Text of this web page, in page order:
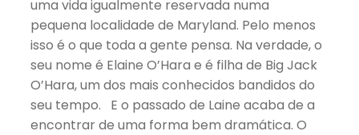
uma vida igualmente reservada numa
pequena localidade de Maryland. Pelo menos
isso é o que toda a gente pensa. Na verdade, o
seu nome é Elaine O’Hara e é filha de Big Jack
O’Hara, um dos mais conhecidos bandidos do
seu tempo. E o passado de Laine acaba de a
encontrar de uma forma bem dramática. O